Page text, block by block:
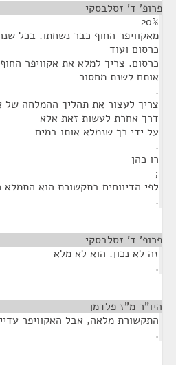
פרופ' ד' זסלבסקי
20%
מאקוויפר החוף כבר נשחתו. בכל
כרסום ועוד
כרסום. צריך למלא את אקוויפר
אותם לשנת מחסור
.
צריך לעצור את תהליך ההמלחה של
דרך אחרת לעשות זאת אלא
על ידי כך שנמלא אותו במים
.
רו כהן
;
לפי הדיווחים בתקשורת הוא
.
פרופ' ד' זסלבסקי
זה לא נכון. הוא לא מלא
.
היו"ר מ"ז פלדמן
התקשורת מלאה, אבל האקוויפר
.